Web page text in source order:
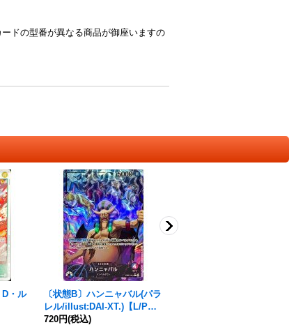
ドの型番が異なる商品が御座いますの
D・ル
〔状態B〕ハンニャバル(パラ
レル/illust:DAI-XT.)【L/P】
{EB01-021}
720円(税込)